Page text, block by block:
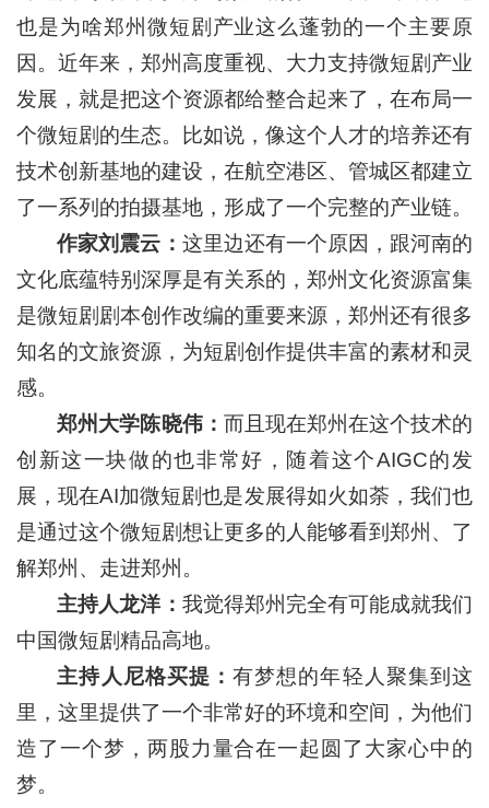
也是为啥郑州微短剧产业这么蓬勃的一个主要原
因。近年来，郑州高度重视、大力支持微短剧产业
发展，就是把这个资源都给整合起来了，在布局一
个微短剧的生态。比如说，像这个人才的培养还有
技术创新基地的建设，在航空港区、管城区都建立
了一系列的拍摄基地，形成了一个完整的产业链。
作家刘震云： 这里边还有一个原因，跟河南的
文化底蕴特别深厚是有关系的，郑州文化资源富集
是微短剧剧本创作改编的重要来源，郑州还有很多
知名的文旅资源，为短剧创作提供丰富的素材和灵
感。
郑州大学陈晓伟： 而且现在郑州在这个技术的
创新这一块做的也非常好，随着这个AIGC的发
展，现在AI加微短剧也是发展得如火如荼，我们也
是通过这个微短剧想让更多的人能够看到郑州、了
解郑州、走进郑州。
主持人龙洋： 我觉得郑州完全有可能成就我们
中国微短剧精品高地。
主持人尼格买提：有梦想的年轻人聚集到这
里，这里提供了一个非常好的环境和空间，为他们
造了一个梦，两股力量合在一起圆了大家心中的
梦。